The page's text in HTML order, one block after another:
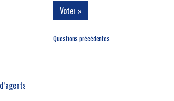
Questions précédentes